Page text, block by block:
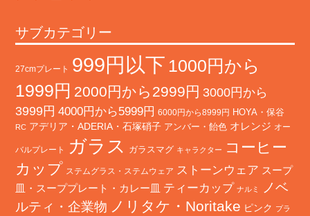
サブカテゴリー
27cmプレート 999円以下 1000円から
1999円 2000円から2999円 3000円から
3999円 4000円から5999円 6000円から8999円 HOYA・保谷
RC アデリア・ADERIA・石塚硝子 アンバー・飴色 オレンジ オー
バルプレート ガラス ガラスマグ キャラクター
コーヒー
カップ ステムグラス・ステムウェア ストーンウェア スープ
皿・スーププレート・カレー皿 ティーカップ ナルミ
ノベ
ルティ・企業物 ノリタケ・Noritake ピンク プラ